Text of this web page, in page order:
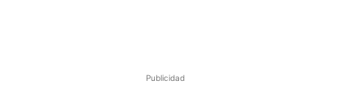
Publicidad